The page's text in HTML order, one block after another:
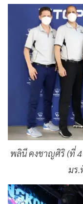
พลินี คงชาญศิริ (ที่ 4
มร.